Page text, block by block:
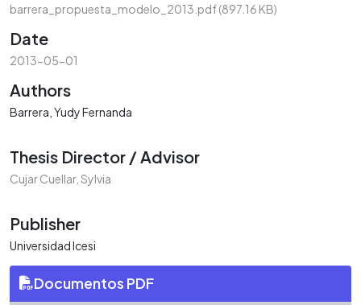
barrera_propuesta_modelo_2013.pdf(897.16 KB)
Date
2013-05-01
Authors
Barrera, Yudy Fernanda
Thesis Director / Advisor
Cujar Cuellar, Sylvia
Publisher
Universidad Icesi
Documentos PDF